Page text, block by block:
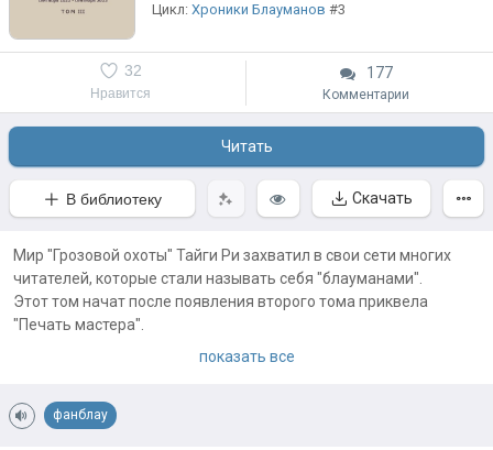
Цикл: Хроники Блауманов #3
Нравится
32 177
Комментарии
Читать
В библиотеку Скачать
Мир "Грозовой охоты" Тайги Ри захватил в свои сети многих
читателей, которые стали называть себя "блауманами".
Этот том начат после появления второго тома приквела
"Печать мастера".
показать все
фанблау